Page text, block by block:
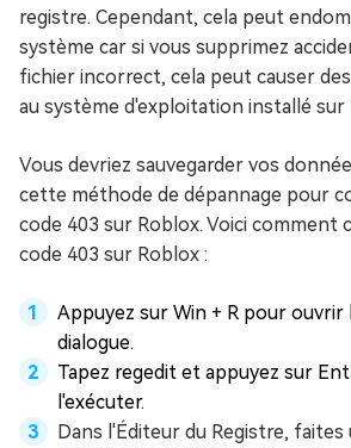
registre. Cependant, cela peut
système car si vous supprimez
fichier incorrect, cela peut causer
au système d'exploitation installé sur
Vous devriez sauvegarder vos
cette méthode de dépannage pour
code 403 sur Roblox. Voici comment
code 403 sur Roblox :
Appuyez sur Win + R pour ouvrir
dialogue.
Tapez regedit et appuyez sur
l'exécuter.
Dans l'Éditeur du Registre,